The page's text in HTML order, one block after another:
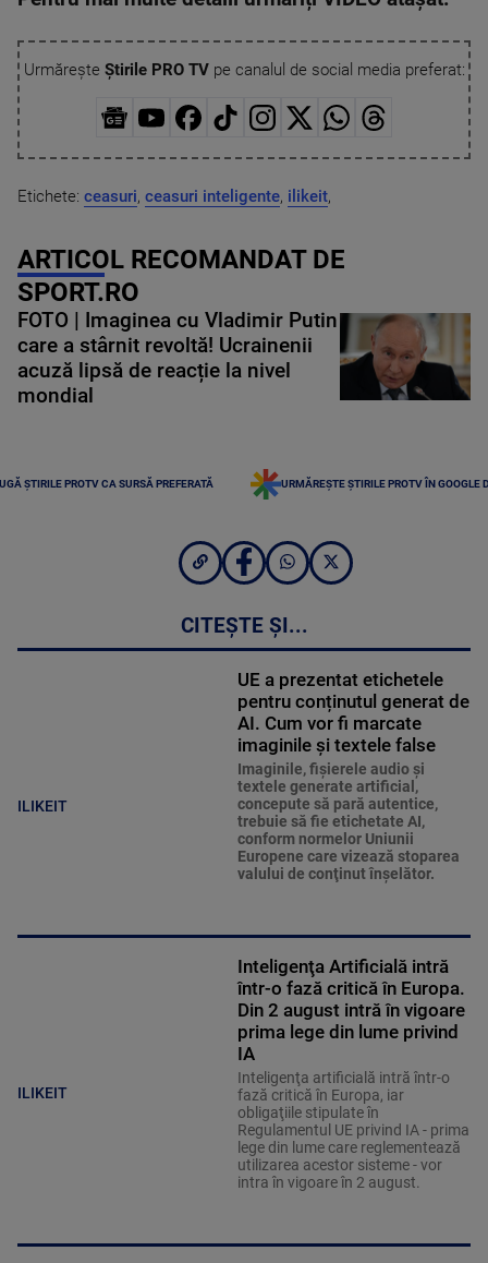
Urmărește Știrile PRO TVpe canalul de social media preferat:
Etichete: ceasuri, ceasuri inteligente, ilikeit,
ARTICOL RECOMANDAT DE
SPORT.RO
FOTO | Imaginea cu Vladimir Putin
care a stârnit revoltă! Ucrainenii
acuză lipsă de reacție la nivel
mondial
ȘTIRILE PROTV CA SURSĂ PREFERATĂ URMĂREȘTE ȘTIRILE PROTV ÎN GOOGLE
CITEȘTE ȘI...
ILIKEIT
UE a prezentat etichetele
pentru conținutul generat de
AI. Cum vor fi marcate
imaginile și textele false
Imaginile, fişierele audio şi
textele generate artificial,
concepute să pară autentice,
trebuie să fie etichetate AI,
conform normelor Uniunii
Europene care vizează stoparea
valului de conţinut înşelător.
ILIKEIT
Inteligenţa Artificială intră
într-o fază critică în Europa.
Din 2 august intră în vigoare
prima lege din lume privind
IA
Inteligenţa artificială intră într-o
fază critică în Europa, iar
obligaţiile stipulate în
Regulamentul UE privind IA - prima
lege din lume care reglementează
utilizarea acestor sisteme - vor
intra în vigoare în 2 august.